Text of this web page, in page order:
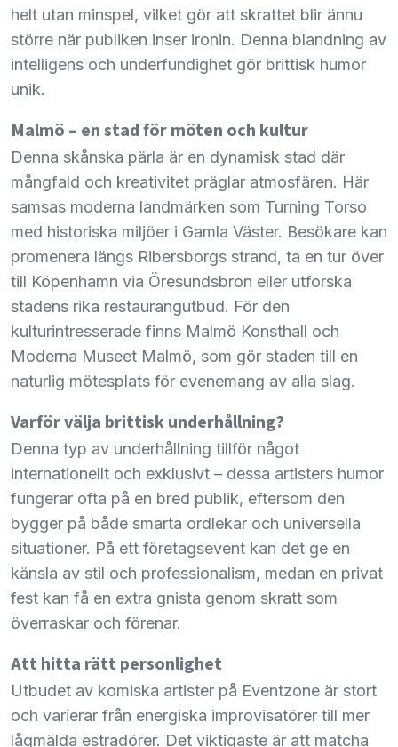
helt utan minspel, vilket gör att skrattet blir ännu
större när publiken inser ironin. Denna blandning av
intelligens och underfundighet gör brittisk humor
unik.
Malmö – en stad för möten och kultur
Denna skånska pärla är en dynamisk stad där
mångfald och kreativitet präglar atmosfären. Här
samsas moderna landmärken som Turning Torso
med historiska miljöer i Gamla Väster. Besökare kan
promenera längs Ribersborgs strand, ta en tur över
till Köpenhamn via Öresundsbron eller utforska
stadens rika restaurangutbud. För den
kulturintresserade finns Malmö Konsthall och
Moderna Museet Malmö, som gör staden till en
naturlig mötesplats för evenemang av alla slag.
Varför välja brittisk underhållning?
Denna typ av underhållning tillför något
internationellt och exklusivt – dessa artisters humor
fungerar ofta på en bred publik, eftersom den
bygger på både smarta ordlekar och universella
situationer. På ett företagsevent kan det ge en
känsla av stil och professionalism, medan en privat
fest kan få en extra gnista genom skratt som
överraskar och förenar.
Att hitta rätt personlighet
Utbudet av komiska artister på Eventzone är stort
och varierar från energiska improvisatörer till mer
lågmälda estradörer. Det viktigaste är att matcha